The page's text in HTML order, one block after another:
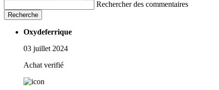
Rechercher des commentaires
Recherche
Oxydeferrique
03 juillet 2024
Achat verifié